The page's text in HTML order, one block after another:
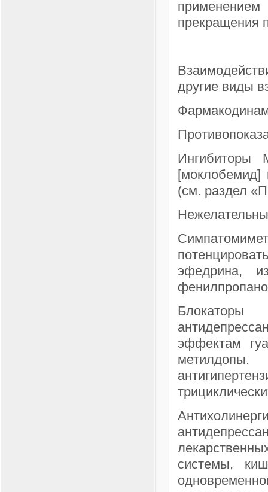
прекращения
другие виды
Ингибиторы
[моклобемид]
(см. раздел
эфедрина,
Блокаторы
эффектам
системы,